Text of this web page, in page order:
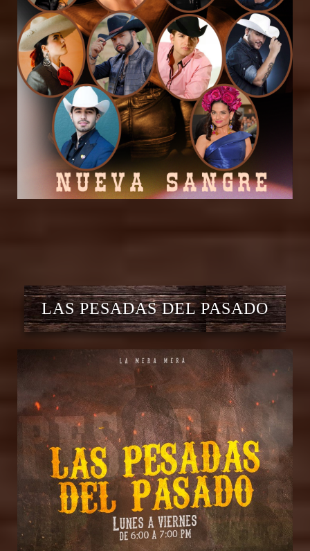
LAS PESADAS DEL PASADO